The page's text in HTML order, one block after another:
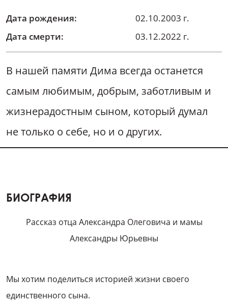
Дата рождения:
02.10.2003 г.
Дата смерти:
03.12.2022 г.
В нашей памяти Дима всегда останется
самым любимым, добрым, заботливым и
жизнерадостным сыном, который думал
не только о себе, но и о других.
БИОГРАФИЯ
Рассказ отца Александра Олеговича и мамы
Александры Юрьевны
Мы хотим поделиться историей жизни своего
единственного сына.